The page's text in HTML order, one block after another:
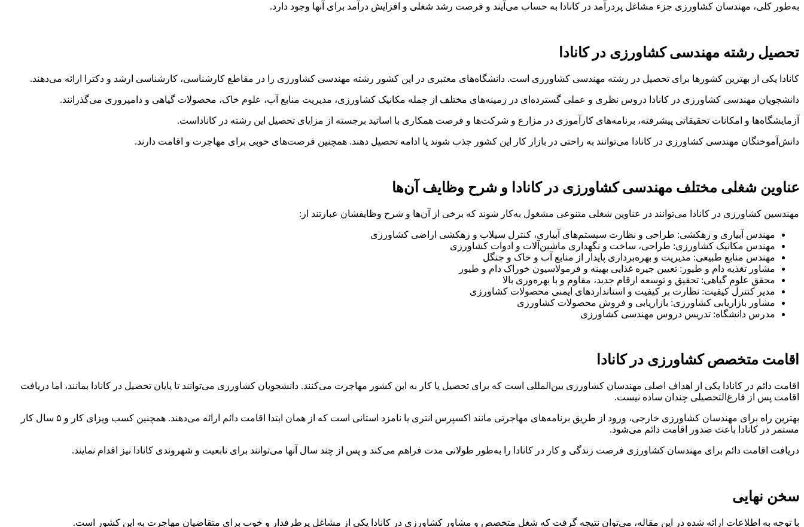
به‌طور کلی، مهندسان کشاورزی جزء مشاغل پردرآمد در کانادا به حساب می‌آیند و فرصت رشد شغلی و افزایش درآمد برای آنها وجود دارد.
تحصیل رشته مهندسی کشاورزی در کانادا
کانادا یکی از بهترین کشورها برای تحصیل در رشته مهندسی کشاورزی است. دانشگاه‌های معتبری در این کشور رشته مهندسی کشاورزی را در مقاطع کارشناسی، کارشناسی ارشد و دکترا ارائه می‌دهند.
دانشجویان مهندسی کشاورزی در کانادا دروس نظری و عملی گسترده‌ای در زمینه‌های مختلف از جمله مکانیک کشاورزی، مدیریت منابع آب، علوم خاک، محصولات گیاهی و دامپروری می‌گذرانند.
آزمایشگاه‌ها و امکانات تحقیقاتی پیشرفته، برنامه‌های کارآموزی در مزارع و شرکت‌ها و فرصت همکاری با اساتید برجسته از مزایای تحصیل این رشته در کاناداست.
دانش‌آموختگان مهندسی کشاورزی در کانادا می‌توانند به راحتی در بازار کار این کشور جذب شوند یا ادامه تحصیل دهند. همچنین فرصت‌های خوبی برای مهاجرت و اقامت دارند.
عناوین شغلی مختلف مهندسی کشاورزی در کانادا و شرح وظایف آن‌ها
مهندسین کشاورزی در کانادا می‌توانند در عناوین شغلی متنوعی مشغول به‌کار شوند که برخی از آن‌ها و شرح وظایفشان عبارتند از:
مهندس آبیاری و زهکشی: طراحی و نظارت سیستم‌های آبیاری، کنترل سیلاب و زهکشی اراضی کشاورزی
مهندس مکانیک کشاورزی: طراحی، ساخت و نگهداری ماشین‌آلات و ادوات کشاورزی
مهندس منابع طبیعی: مدیریت و بهره‌برداری پایدار از منابع آب و خاک و جنگل
مشاور تغذیه دام و طیور: تعیین جیره غذایی بهینه و فرمولاسیون خوراک دام و طیور
محقق علوم گیاهی: تحقیق و توسعه ارقام جدید، مقاوم و با بهره‌وری بالا
مدیر کنترل کیفیت: نظارت بر کیفیت و استانداردهای ایمنی محصولات کشاورزی
مشاور بازاریابی کشاورزی: بازاریابی و فروش محصولات کشاورزی
مدرس دانشگاه: تدریس دروس مهندسی کشاورزی
اقامت متخصص کشاورزی در کانادا
اقامت دائم در کانادا یکی از اهداف اصلی مهندسان کشاورزی بین‌المللی است که برای تحصیل یا کار به این کشور مهاجرت می‌کنند. دانشجویان کشاورزی می‌توانند تا پایان تحصیل در کانادا بمانند، اما دریافت
اقامت پس از فارغ‌التحصیلی چندان ساده نیست.
بهترین راه برای مهندسان کشاورزی خارجی، ورود از طریق برنامه‌های مهاجرتی مانند اکسپرس انتری یا نامزد استانی است که از همان ابتدا اقامت دائم ارائه می‌دهند. همچنین کسب ویزای کار و ۵ سال کار
مستمر در کانادا باعث صدور اقامت دائم می‌شود.
دریافت اقامت دائم برای مهندسان کشاورزی فرصت زندگی و کار در کانادا را به‌طور طولانی مدت فراهم می‌کند و پس از چند سال آنها می‌توانند برای تابعیت و شهروندی کانادا نیز اقدام نمایند.
سخن نهایی
با توجه به اطلاعات ارائه شده در این مقاله، می‌توان نتیجه گرفت که شغل متخصص و مشاور کشاورزی در کانادا یکی از مشاغل پرطرفدار و خوب برای متقاضیان مهاجرت به این کشور است.